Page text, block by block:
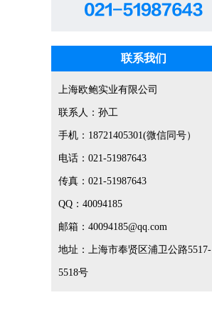
联系我们
上海欧鲍实业有限公司
联系人：孙工
手机：18721405301(微信同号）
电话：021-51987643
传真：021-51987643
QQ：40094185
邮箱：40094185@qq.com
地址：上海市奉贤区浦卫公路5517-
5518号